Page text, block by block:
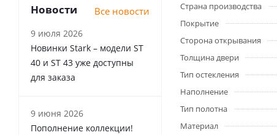
Страна производства
Покрытие
Сторона открывания
Толщина двери
Тип остекления
Наполнение
Тип полотна
Материал
Новости Все новости
9 июля 2026
Новинки Stark – модели ST
40 и ST 43 уже доступны
для заказа
9 июня 2026
Пополнение коллекции!